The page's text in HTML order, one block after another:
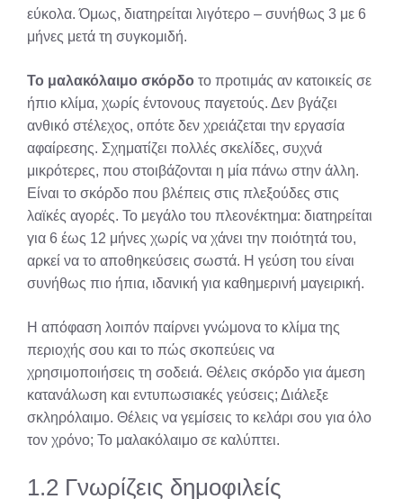
εύκολα. Όμως, διατηρείται λιγότερο – συνήθως 3 με 6
μήνες μετά τη συγκομιδή.
Το μαλακόλαιμο σκόρδο το προτιμάς αν κατοικείς σε
ήπιο κλίμα, χωρίς έντονους παγετούς. Δεν βγάζει
ανθικό στέλεχος, οπότε δεν χρειάζεται την εργασία
αφαίρεσης. Σχηματίζει πολλές σκελίδες, συχνά
μικρότερες, που στοιβάζονται η μία πάνω στην άλλη.
Είναι το σκόρδο που βλέπεις στις πλεξούδες στις
λαϊκές αγορές. Το μεγάλο του πλεονέκτημα: διατηρείται
για 6 έως 12 μήνες χωρίς να χάνει την ποιότητά του,
αρκεί να το αποθηκεύσεις σωστά. Η γεύση του είναι
συνήθως πιο ήπια, ιδανική για καθημερινή μαγειρική.
Η απόφαση λοιπόν παίρνει γνώμονα το κλίμα της
περιοχής σου και το πώς σκοπεύεις να
χρησιμοποιήσεις τη σοδειά. Θέλεις σκόρδο για άμεση
κατανάλωση και εντυπωσιακές γεύσεις; Διάλεξε
σκληρόλαιμο. Θέλεις να γεμίσεις το κελάρι σου για όλο
τον χρόνο; Το μαλακόλαιμο σε καλύπτει.
1.2 Γνωρίζεις δημοφιλείς